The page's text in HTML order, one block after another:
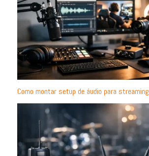
Como montar setup de áudio para streaming